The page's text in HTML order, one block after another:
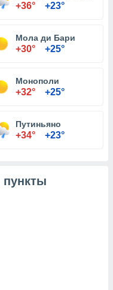
+36° +23°
Мола ди Бари
+30° +25°
Монополи
+32° +25°
Путиньяно
+34° +23°